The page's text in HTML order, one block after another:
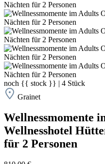
noch {{ stock }} | 4 Stück
Grainet
Wellnessmomente
Wellnesshotel
für 2 Personen